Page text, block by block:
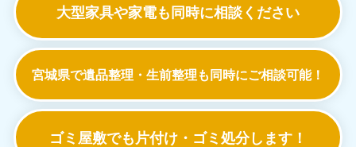
大型家具や家電も同時に相談ください
宮城県で遺品整理・生前整理も同時にご相談可能！
ゴミ屋敷でも 片付け・ゴミ処分します！